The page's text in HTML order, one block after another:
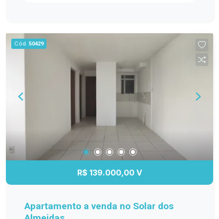
dormitório principal, proporcionando mais
organização e elegância. O banheiro possui box
de vidro, e o quarto principal conta com ar-
condicionado, garantindo maior conforto em
perfeita para reunir a família e os amigos, além
vidro, agregando ainda mais conforto e
valorização ao imóvel. Se você procura um
apartamento moderno, bem equipado e pronto
para receber sua família, esta é a oportunidade
ideal! Entre em contato e agende sua visita!
Cód. 50429
R$ 139.000,00 V
Apartamento a venda no Solar dos